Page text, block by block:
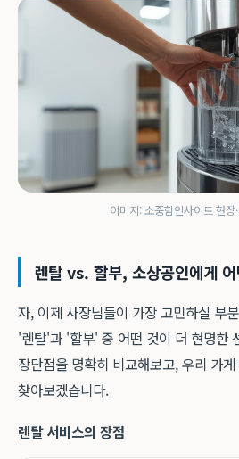
이미지: 소중함인사이트 현장
렌탈 vs. 할부, 소상공인에게
자, 이제 사장님들이 가장 고민하실 부
'렌탈'과 '할부' 중 어떤 것이 더 현명한
장단점을 명확히 비교해보고, 우리 가
찾아보겠습니다.
렌탈 서비스의 장점